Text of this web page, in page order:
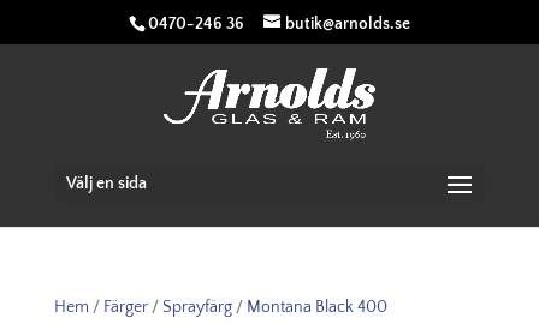
0470-246 36 butik@arnolds.se
Välj en sida
Hem / Färger/ Sprayfärg/ Montana Black 400